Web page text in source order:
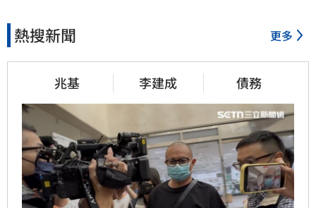
熱搜新聞 更多
兆基 李建成 債務